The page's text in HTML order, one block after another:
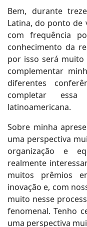
Bem, durante
Latina, do ponto de
com frequência
conhecimento da
por isso será
complementar
diferentes
completar
latinoamericana.
Sobre minha
uma perspectiva
organização e
realmente
muitos prêmios
inovação e, com
muito nesse
fenomenal. Tenho
uma perspectiva